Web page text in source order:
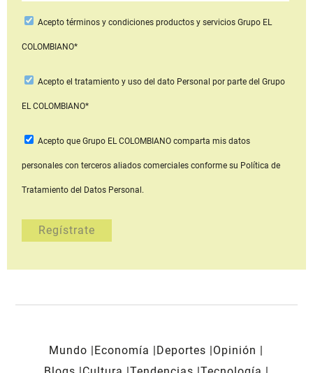
Aceptotérminos y condiciones productos y serviciosGrupo EL
COLOMBIANO*
Acepto el tratamiento y uso del dato Personal por parte del Grupo
EL COLOMBIANO*
Acepto que Grupo EL COLOMBIANOcomparta mis datos
personales con terceros aliados comerciales conforme su Política de
Tratamiento del Datos Personal.
Mundo Economía Deportes
Opinión